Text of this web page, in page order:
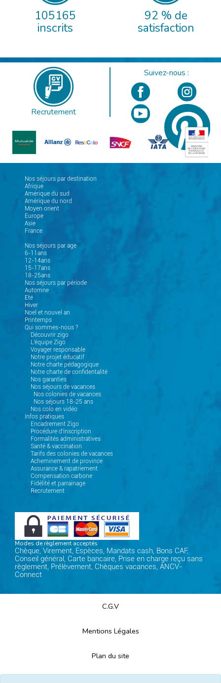
105165
inscrits
92 % de
satisfaction
Recrutement
Suivez-nous :
Nos séjours par destination
Afrique
Amérique du sud
Amérique du nord
Moyen orient
Europe
Asie
France
Nos séjours par age
6-11ans
12-14ans
15-17ans
18-25ans
Nos séjours par période
Automne
Eté
Hiver
Noel et nouvel an
Printemps
Qui sommes-nous ?
Découvrir zigo
L'équipe Zigo
Voyager responsable
Notre projet éducatif
Notre charte pédagogique
Notre charte de confidentalité
Nos garanties
Nos séjours de vacances
Nos colonies de vacances
Nos séjours 18-25 ans
Nos colo en vidéo
Infos pratiques
Encadrement Zigo
Procédure d'inscription
Formalités administratives
Santé & vaccination
Tarifs des colonies de vacances
Acheminement de province
Assurance & rapatriement
Compensation carbone
Fidélité et parrainage
Recrutement
Modes de règlement acceptés
Chèque, Virement, Espèces, Mandats cash, Bons CAF,
Conseil général, Carte bancaire, Prise en charge reçu sans
règlement, Prélèvement, Chèques vacances, ANCV-
Connect
C.G.V
Mentions Légales
Plan du site